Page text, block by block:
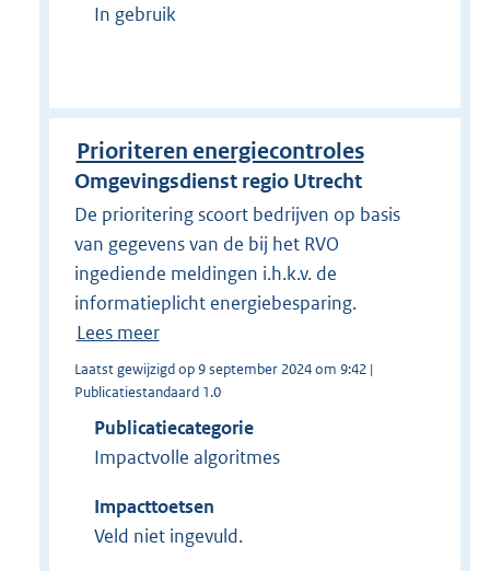
In gebruik
Prioriteren energiecontroles
Omgevingsdienst regio Utrecht
De prioritering scoort bedrijven op basis
van gegevens van de bij het RVO
ingediende meldingen i.h.k.v. de
informatieplicht energiebesparing.
Lees meer
Laatst gewijzigd op 9 september 2024 om 9:42 |
Publicatiestandaard 1.0
Publicatiecategorie
Impactvolle algoritmes
Impacttoetsen
Veld niet ingevuld.